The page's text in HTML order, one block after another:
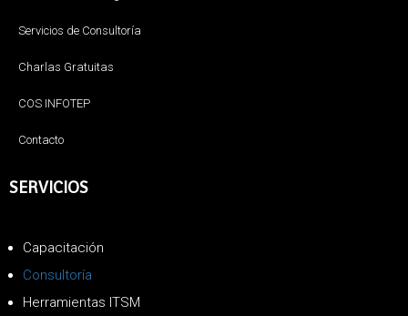
Servicios de Consultoría
Charlas Gratuitas
COS INFOTEP
Contacto
SERVICIOS
Capacitación
Consultoría
Herramientas ITSM